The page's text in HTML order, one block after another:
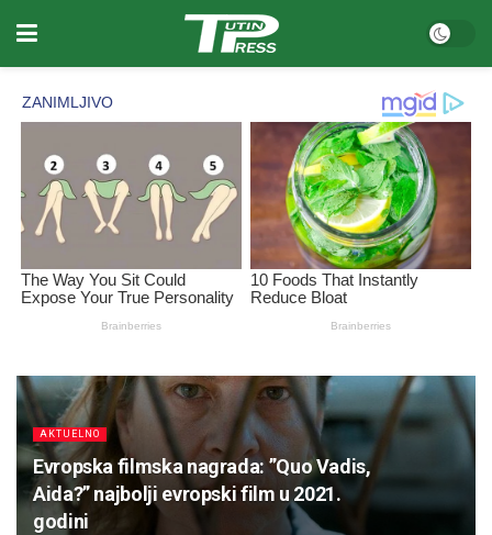
AKTUELNO
Evropska filmska nagrada: ”Quo Vadis,
Aida?” najbolji evropski film u 2021.
godini